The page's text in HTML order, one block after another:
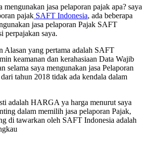
mengunakan jasa pelaporan pajak apa? saya
pajak SAFT Indonesia, ada beberapa
jasa pelaporan Pajak SAFT
perpajakan saya.
Alasan yang pertama adalah SAFT
keamanan dan kerahasiaan Data Wajib
selama saya mengunakan jasa Pelaporan
tahun 2018 tidak ada kendala dalam
adalah HARGA ya harga menurut saya
dalam memilih jasa pelaporan Pajak,
di tawarkan oleh SAFT Indonesia adalah